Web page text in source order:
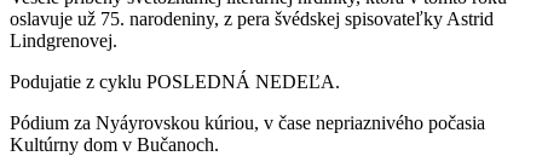
oslavuje už 75. narodeniny, z pera švédskej spisovateľky Astrid
Lindgrenovej.
Podujatie z cyklu POSLEDNÁ NEDEĽA.
Pódium za Nyáyrovskou kúriou, v čase nepriaznivého počasia
Kultúrny dom v Bučanoch.